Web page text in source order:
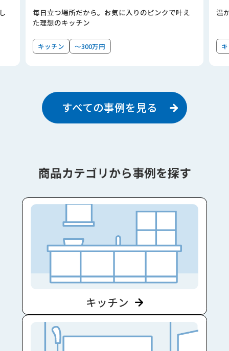
毎日立つ場所だから。お気に入りのピンクで叶え
た理想のキッチン
キッチン ～300万円
温
すべての事例を見る
商品カテゴリから事例を探す
キッチン